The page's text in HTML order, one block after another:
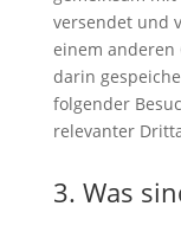
versendet und
einem anderen
darin
folgender
relevanter
3. Was